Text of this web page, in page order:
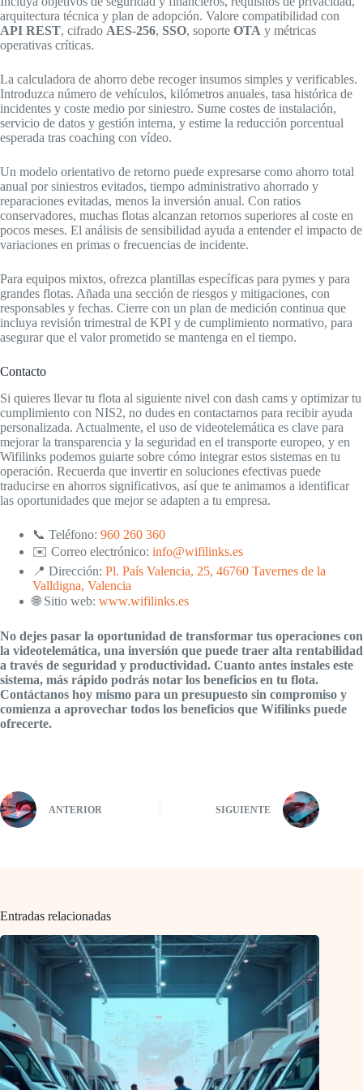
arquitectura técnica y plan de adopción. Valore compatibilidad con
API REST, cifrado AES-256, SSO, soporte OTA y métricas
operativas críticas.
La calculadora de ahorro debe recoger insumos simples y verificables.
Introduzca número de vehículos, kilómetros anuales, tasa histórica de
incidentes y coste medio por siniestro. Sume costes de instalación,
servicio de datos y gestión interna, y estime la reducción porcentual
esperada tras coaching con vídeo.
Un modelo orientativo de retorno puede expresarse como ahorro total
anual por siniestros evitados, tiempo administrativo ahorrado y
reparaciones evitadas, menos la inversión anual. Con ratios
conservadores, muchas flotas alcanzan retornos superiores al coste en
pocos meses. El análisis de sensibilidad ayuda a entender el impacto de
variaciones en primas o frecuencias de incidente.
Para equipos mixtos, ofrezca plantillas específicas para pymes y para
grandes flotas. Añada una sección de riesgos y mitigaciones, con
responsables y fechas. Cierre con un plan de medición continua que
incluya revisión trimestral de KPI y de cumplimiento normativo, para
asegurar que el valor prometido se mantenga en el tiempo.
Contacto
Si quieres llevar tu flota al siguiente nivel con dash cams y optimizar tu
cumplimiento con NIS2, no dudes en contactarnos para recibir ayuda
personalizada. Actualmente, el uso de videotelemática es clave para
mejorar la transparencia y la seguridad en el transporte europeo, y en
Wifilinks podemos guiarte sobre cómo integrar estos sistemas en tu
operación. Recuerda que invertir en soluciones efectivas puede
traducirse en ahorros significativos, así que te animamos a identificar
las oportunidades que mejor se adapten a tu empresa.
📞 Teléfono: 960 260 360
✉️ Correo electrónico: info@wifilinks.es
📍 Dirección: Pl. País Valencia, 25, 46760 Tavernes de la
Valldigna, Valencia
🌐 Sitio web: www.wifilinks.es
No dejes pasar la oportunidad de transformar tus operaciones con
la videotelemática, una inversión que puede traer alta rentabilidad
a través de seguridad y productividad. Cuanto antes instales este
sistema, más rápido podrás notar los beneficios en tu flota.
Contáctanos hoy mismo para un presupuesto sin compromiso y
comienza a aprovechar todos los beneficios que Wifilinks puede
ofrecerte.
ANTERIOR SIGUIENTE
Entradas relacionadas